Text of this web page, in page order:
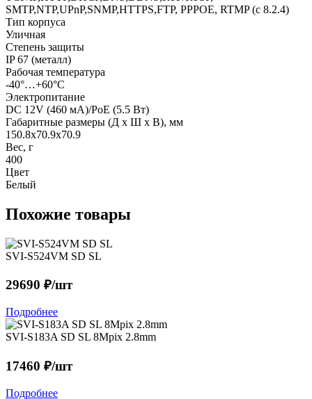
SMTP,NTP,UPnP,SNMP,HTTPS,FTP, PPPOE, RTMP (c 8.2.4)
Тип корпуса
Уличная
Степень защиты
IP 67 (металл)
Рабочая температура
-40°…+60°C
Электропитание
DC 12V (460 мА)/PoE (5.5 Вт)
Габаритные размеры (Д x Ш x В), мм
150.8x70.9x70.9
Вес, г
400
Цвет
Белый
Похожие товары
SVI-S524VM SD SL
29690 ₽/шт
Подробнее
SVI-S183A SD SL 8Mpix 2.8mm
17460 ₽/шт
Подробнее